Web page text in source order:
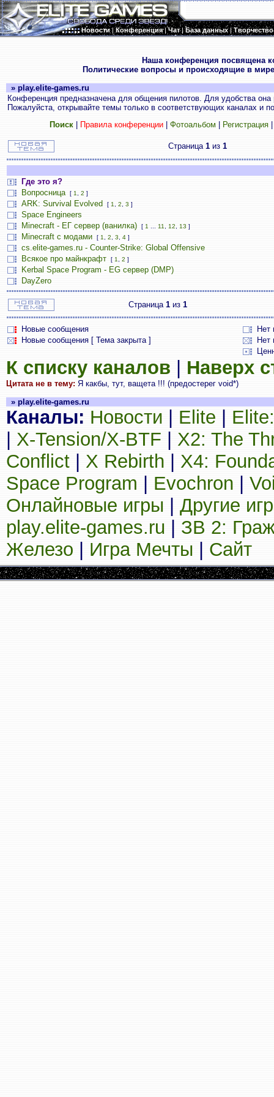
Новости|Конференция|Чат|База данных|Творчество
Наша конференция посвящена
Политические вопросы и происходящие в
» play.elite-games.ru
Конференция предназначена для общения пилотов. Для удобства
Пожалуйста, открывайте темы только в соответствующих каналах и
Поиск| Правила конференции| Фотоальбом Регистрация
Страница 1 из 1
Где это я?
Вопросница
[ 1 2 ]
ARK: Survival Evolved [ 1 2 3 ]
Space Engineers
Minecraft - ЕГ сервер (ванилка)
[ 1 11 12 13 ]
Minecraft с модами [ 1 2 3 4 ]
cs.elite-games.ru - Counter-Strike: Global Offensive
Всякое про майнкрафт
[ 1 2 ]
Kerbal Space Program - EG сервер (DMP)
DayZero
Страница 1 из 1
Новые сообщения
Нет
Новые сообщения [ Тема закрыта ]
Нет
К списку каналов Наверх
Цитата не в тему: Я какбы, тут, ващета !!! (предостерег void*)
» play.elite-games.ru
Каналы: Новости Elite
X-Tension/X-BTF
X2: The
Conflict
X Rebirth
X4:
Space Program
Evochron
Онлайновые игры
Другие
play.elite-games.ru
ЗВ 2:
Железо
Игра Мечты Сайт